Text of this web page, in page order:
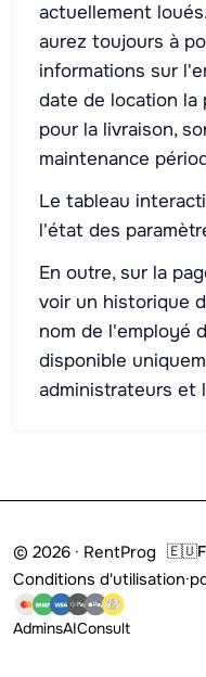
actuellement
aurez toujours à
informations sur
date de location la
pour la livraison,
maintenance
Le tableau
l'état des
En outre, sur la
voir un historique
nom de l'employé
disponible
administrateurs et
© 2026 · RentProg 🇪🇺
Conditions d'utilisation·
AdminsAIConsult